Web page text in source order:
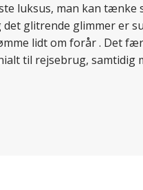
luksus, man kan tænke
glitrende glimmer er
lidt om forår . Det
til rejsebrug, samtidig